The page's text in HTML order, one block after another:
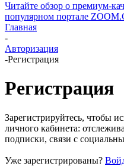
Читайте обзор о премиум-
популярном портале
Главная
-
Авторизация
-Регистрация
Регистрация
Зарегистрируйтесь, чтобы
личного кабинета:
подписки, связи с
Уже зарегистрированы?